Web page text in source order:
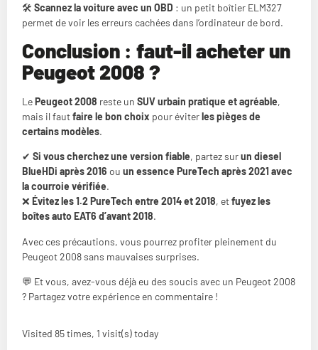
🛠 Scannez la voiture avec un OBD : un petit boîtier ELM327
permet de voir les erreurs cachées dans l’ordinateur de bord.
Conclusion : faut-il acheter un
Peugeot 2008 ?
LePeugeot 2008 reste un SUV urbain pratique et agréable,
mais il fautfaire le bon choix pour éviterles pièges de
certains modèles.
✔ Si vous cherchez une version fiable, partez surun diesel
BlueHDi après 2016 ou un essence PureTech après 2021 avec
la courroie vérifiée.
❌ Évitez les 1.2 PureTech entre 2014 et 2018, etfuyez les
boîtes auto EAT6 d’avant 2018.
Avec ces précautions, vous pourrez profiter pleinement du
Peugeot 2008 sans mauvaises surprises.
💬 Et vous, avez-vous déjà eu des soucis avec un Peugeot 2008
? Partagez votre expérience en commentaire !
Visited 85 times, 1 visit(s) today